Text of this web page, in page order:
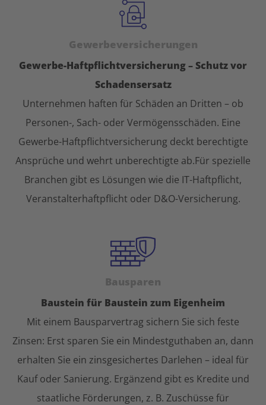
Gewerbeversicherungen
Gewerbe-Haftpflichtversicherung – Schutz vor
Schadensersatz
Unternehmen haften für Schäden an Dritten – ob
Personen-, Sach- oder Vermögensschäden. Eine
Gewerbe-Haftpflichtversicherung deckt berechtigte
Ansprüche und wehrt unberechtigte ab.Für spezielle
Branchen gibt es Lösungen wie die IT-Haftpflicht,
Veranstalterhaftpflicht oder D&O-Versicherung.
Bausparen
Baustein für Baustein zum Eigenheim
Mit einem Bausparvertrag sichern Sie sich feste
Zinsen: Erst sparen Sie ein Mindestguthaben an, dann
erhalten Sie ein zinsgesichertes Darlehen – ideal für
Kauf oder Sanierung. Ergänzend gibt es Kredite und
staatliche Förderungen, z. B. Zuschüsse für